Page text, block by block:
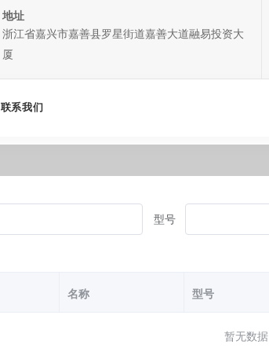
地址
浙江省嘉兴市嘉善县罗星街道嘉善大道融易投资大
厦
联系我们
型号
名称 型号
暂无数据